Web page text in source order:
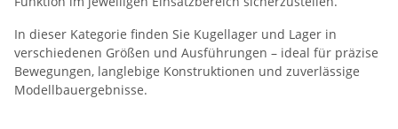
In dieser Kategorie finden Sie Kugellager und Lager in
verschiedenen Größen und Ausführungen – ideal für präzise
Bewegungen, langlebige Konstruktionen und zuverlässige
Modellbauergebnisse.